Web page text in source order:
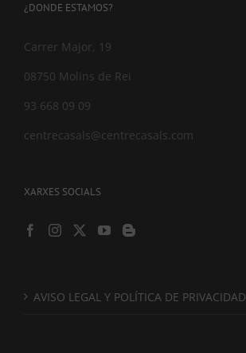
¿DONDE ESTAMOS?
Carrer Major, 19
08750 Molins de Rei
93 668 09 09
centrecasals@centrecasals.com
XARXES SOCIALS
AVISO LEGAL Y POLÍTICA DE PRIVACIDAD